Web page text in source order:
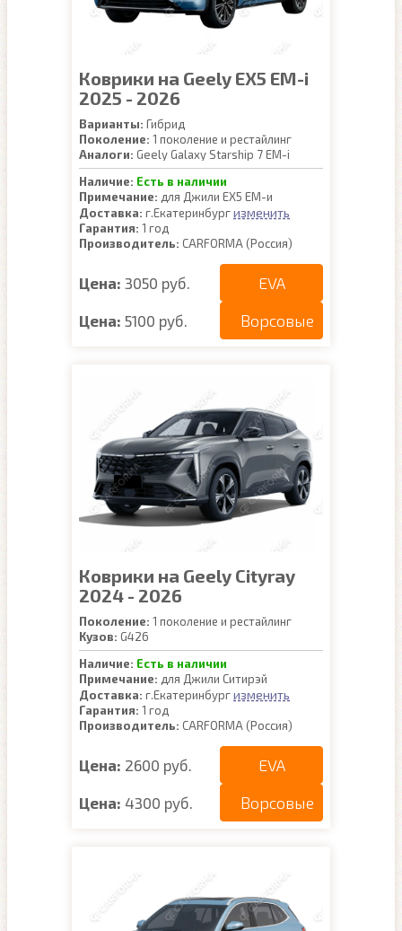
Коврики на Geely EX5 EM-i
2025 - 2026
Варианты: Гибрид
Поколение: 1 поколение и рестайлинг
Аналоги: Geely Galaxy Starship 7 EM-i
Наличие: Есть в наличии
Примечание: для Джили ЕХ5 ЕМ-и
Доставка: г.Екатеринбургизменить
Гарантия: 1 год
Производитель: CARFORMA (Россия)
Цена: 3050 руб. EVA
Цена: 5100 руб. Ворсовые
Коврики на Geely Cityray
2024 - 2026
Поколение: 1 поколение и рестайлинг
Кузов: G426
Наличие: Есть в наличии
Примечание: для Джили Ситирэй
Доставка: г.Екатеринбургизменить
Гарантия: 1 год
Производитель: CARFORMA (Россия)
Цена: 2600 руб. EVA
Цена: 4300 руб. Ворсовые